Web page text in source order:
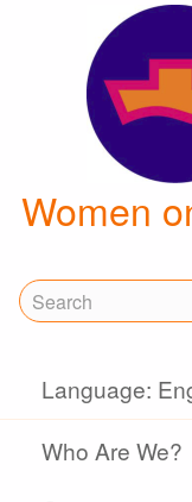
Women
Language:
Who Are We?